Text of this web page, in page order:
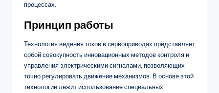
процессах.
Принцип работы
Технология ведения токов в сервоприводах представляет
собой совокупность инновационных методов контроля и
управления электрическими сигналами, позволяющих
точно регулировать движение механизмов. В основе этой
технологии лежит использование специальных